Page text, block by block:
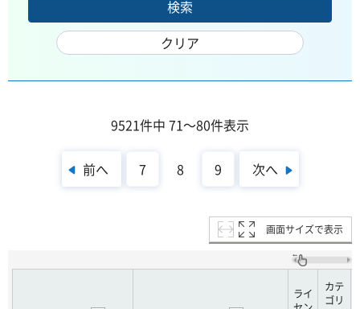
9521件中 71～80件表示
前へ 7 8 9 次へ
画面サイズで表示
ライ
カテ
ゴリ